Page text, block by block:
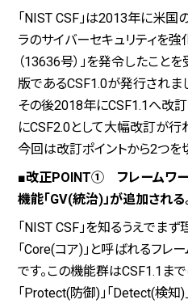
「NIST CSF」は2013年に米国
ラのサイバーセキュリティを
（13636号）」を発令したこと
版であるCSF1.0が発行されま
その後2018年にCSF1.1へ改
にCSF2.0として大幅改訂が行
今回は改訂ポイントから2つを
■改正POINT① フレームワー
機能「GV(統治)」が追加される
「NIST CSF」を知るうえでま
「Core(コア)」と呼ばれるフレ
です。この機能群はCSF1.1まで
「Protect(防御)」「Detect(検知)